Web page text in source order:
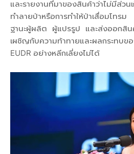
และรายงานที่มาของสินค้าว่าไม่มีส่ว
ทำลายป่าหรือการทำให้ป่าเสื่อมโทร
ฐานะผู้ผลิต ผู้แปรรูป และส่งออก
เผชิญกับความท้าทายและผลกระทบข
EUDR อย่างหลีกเลี่ยงไม่ได้